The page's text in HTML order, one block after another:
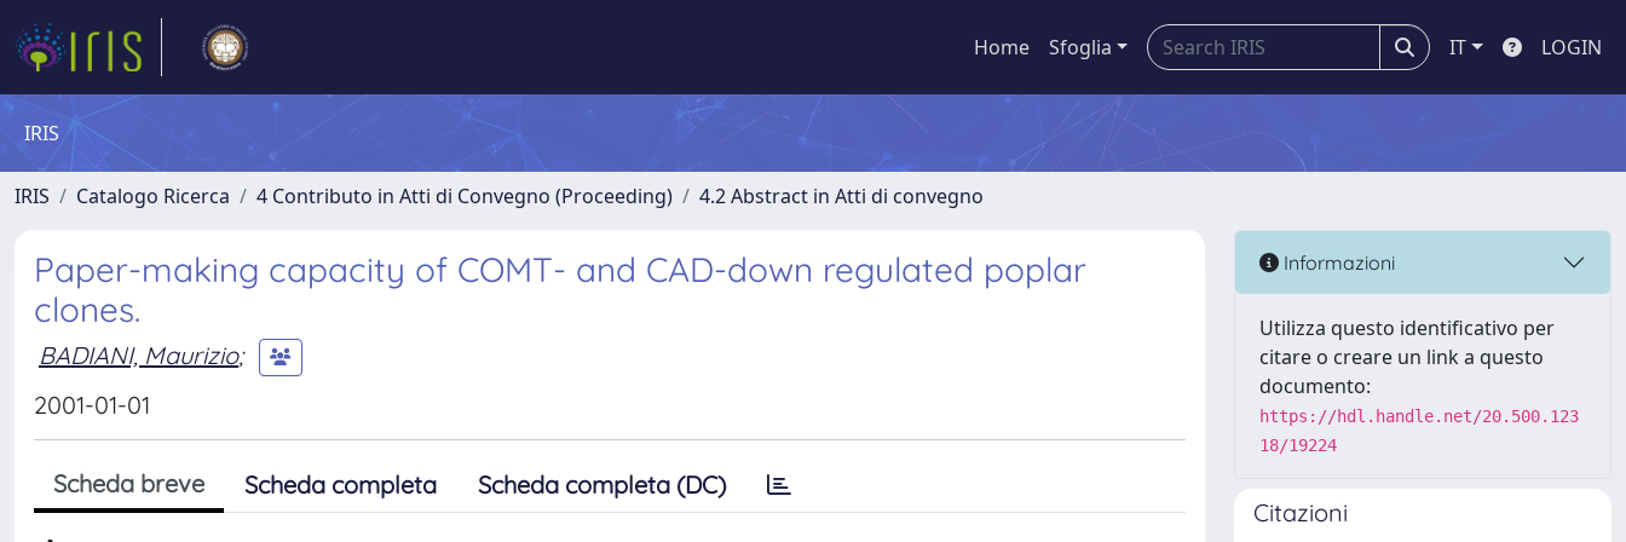
Home Sfoglia IT LOGIN
IRIS
IRIS Catalogo Ricerca 4 Contributo in Atti di Convegno (Proceeding) 4.2 Abstract in Atti di convegno
Paper-making capacity of COMT- and CAD-down regulated poplar
clones.
BADIANI, Maurizio;
2001-01-01
Scheda breve Scheda completa Scheda completa (DC)
Informazioni
Utilizza questo identificativo per
citare o creare un link a questo
documento:
https://hdl.handle.net/20.500.123
18/19224
Citazioni